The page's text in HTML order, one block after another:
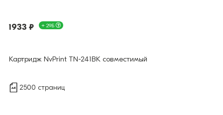
1933 ₽ + 29Б
Картридж NvPrint TN-241BK совместимый
2500 страниц